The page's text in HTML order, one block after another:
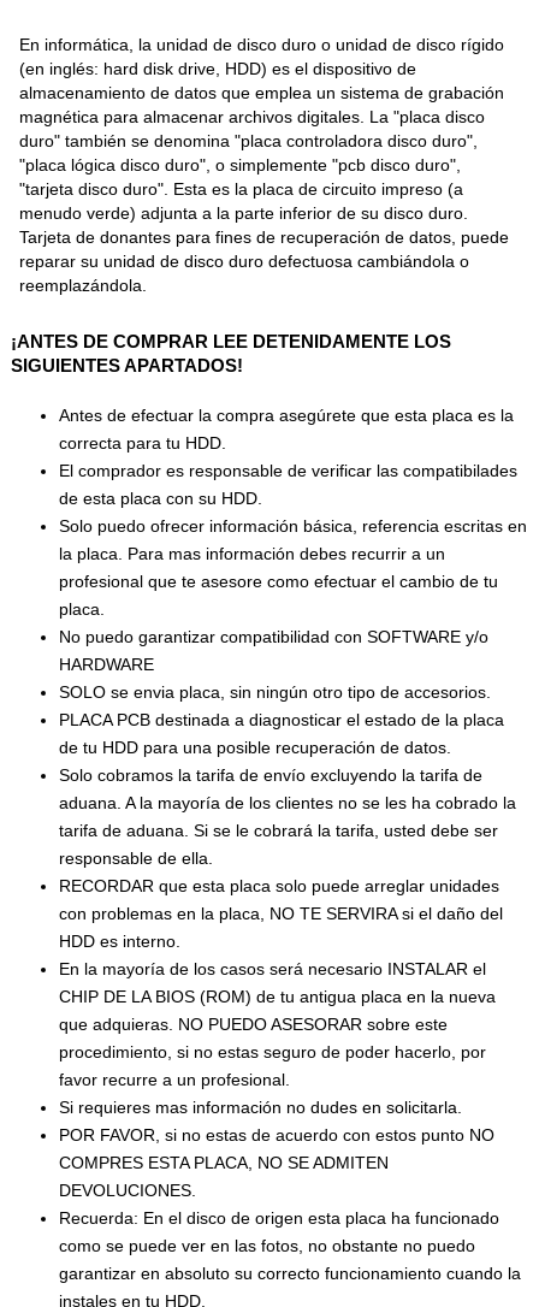
En informática, la unidad de disco duro o unidad de disco rígido
(en inglés: hard disk drive, HDD) es el dispositivo de
almacenamiento de datos que emplea un sistema de grabación
magnética para almacenar archivos digitales. La "placa disco
duro" también se denomina "placa controladora disco duro",
"placa lógica disco duro", o simplemente "pcb disco duro",
"tarjeta disco duro". Esta es la placa de circuito impreso (a
menudo verde) adjunta a la parte inferior de su disco duro.
Tarjeta de donantes para fines de recuperación de datos, puede
reparar su unidad de disco duro defectuosa cambiándola o
reemplazándola.
¡ANTES DE COMPRAR LEE DETENIDAMENTE LOS
SIGUIENTES APARTADOS!
Antes de efectuar la compra asegúrete que esta placa es la
correcta para tu HDD.
El comprador es responsable de verificar las compatibilades
de esta placa con su HDD.
Solo puedo ofrecer información básica, referencia escritas en
la placa. Para mas información debes recurrir a un
profesional que te asesore como efectuar el cambio de tu
placa.
No puedo garantizar compatibilidad con SOFTWARE y/o
HARDWARE
SOLO se envia placa, sin ningún otro tipo de accesorios.
PLACA PCB destinada a diagnosticar el estado de la placa
de tu HDD para una posible recuperación de datos.
Solo cobramos la tarifa de envío excluyendo la tarifa de
aduana. A la mayoría de los clientes no se les ha cobrado la
tarifa de aduana. Si se le cobrará la tarifa, usted debe ser
responsable de ella.
RECORDAR que esta placa solo puede arreglar unidades
con problemas en la placa, NO TE SERVIRA si el daño del
HDD es interno.
En la mayoría de los casos será necesario INSTALAR el
CHIP DE LA BIOS (ROM) de tu antigua placa en la nueva
que adquieras. NO PUEDO ASESORAR sobre este
procedimiento, si no estas seguro de poder hacerlo, por
favor recurre a un profesional.
Si requieres mas información no dudes en solicitarla.
POR FAVOR, si no estas de acuerdo con estos punto NO
COMPRES ESTA PLACA, NO SE ADMITEN
DEVOLUCIONES.
Recuerda: En el disco de origen esta placa ha funcionado
como se puede ver en las fotos, no obstante no puedo
garantizar en absoluto su correcto funcionamiento cuando la
instales en tu HDD.